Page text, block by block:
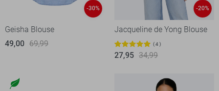
-30%
Geisha Blouse
49,00 69,99
-20%
Jacqueline de Yong Blouse
4
27,95 34,99